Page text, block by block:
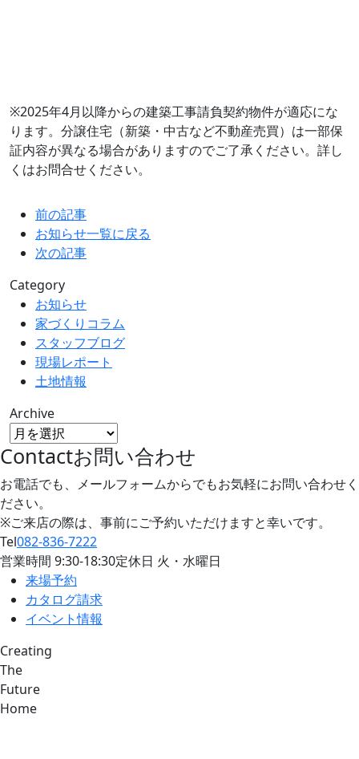
※2025年4月以降からの建築工事請負契約物件が適応にな
ります。分譲住宅（新築・中古など不動産売買）は一部保
証内容が異なる場合がありますのでご了承ください。詳し
くはお問合せください。
前の記事
お知らせ一覧に戻る
次の記事
Category
お知らせ
家づくりコラム
スタッフブログ
現場レポート
土地情報
Archive
Contactお問い合わせ
お電話でも、メールフォームからでもお気軽にお問い合わせく
ださい。
※ご来店の際は、事前にご予約いただけますと幸いです。
Tel082-836-7222
営業時間 9:30-18:30定休日 火・水曜日
来場予約
カタログ請求
イベント情報
Creating
The
Future
Home